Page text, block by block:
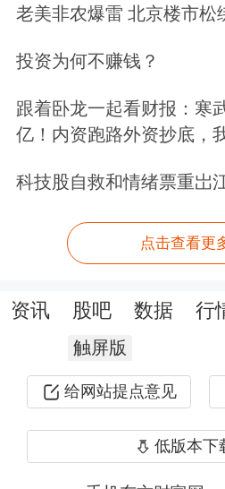
总行首席信息官，明
持信息系统研发与技
与管理信息化系统，
水平。
“这不是简单的岗位
位。” 博通
咨询首
出，当前数字化已
道”变为“生存基础”
优化客户体验的刚需
老美非农爆雷 北京楼市松
投资为何不赚钱？
跟着卧龙一起看财报：寒
亿！内资跑路外资抄底，
科技股自救和情绪票重岀
点击查看更
资讯 股吧 数据 行
触屏版
给网站提点意见
低版本下